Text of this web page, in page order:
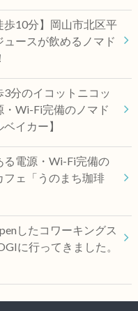
歩10分】岡山市北区平
ースが飲めるノマド
分のイコットニコッ
・Wi-Fi完備のノマド
イカー】
る電源・Wi-Fi完備の
フェ「うのまち珈琲
したコワーキングス
に行ってきました。